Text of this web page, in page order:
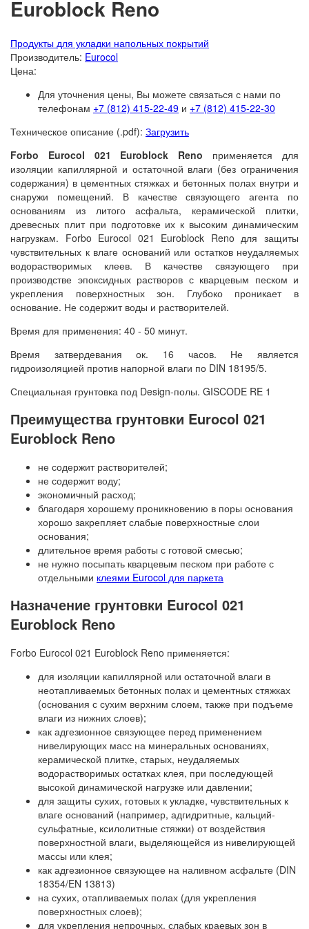
Forbo Marmoleum Cocoa
Forbo Marmoleum Ohmex
Forbo Marmoleum Acoustic
Forbo Marmoleum Bulletin Board
VERTIGO Flock Toronto
VERTIGO Flock Forest
VERTIGO Flock California
Euroblock Reno
Продукты для укладки напольных покрытий
Производитель: Eurocol
Цена:
Для уточнения цены, Вы можете связаться с нами по
телефонам +7 (812) 415-22-49 и +7 (812) 415-22-30
Техническое описание (.pdf): Загрузить
Forbo Eurocol 021 Euroblock Reno применяется для
изоляции капиллярной и остаточной влаги (без ограничения
содержания) в цементных стяжках и бетонных полах внутри и
снаружи помещений. В качестве связующего агента по
основаниям из литого асфальта, керамической плитки,
древесных плит при подготовке их к высоким динамическим
нагрузкам. Forbo Eurocol 021 Euroblock Reno для защиты
чувствительных к влаге оснований или остатков неудаляемых
водорастворимых клеев. В качестве связующего при
производстве эпоксидных растворов с кварцевым песком и
укрепления поверхностных зон. Глубоко проникает в
основание. Не содержит воды и растворителей.
Время для применения: 40 - 50 минут.
Время затвердевания ок. 16 часов. Не является
гидроизоляцией против напорной влаги по DIN 18195/5.
Специальная грунтовка под Design-полы. GISCODE RE 1
Преимущества грунтовки Eurocol 021
Euroblock Reno
не содержит растворителей;
не содержит воду;
экономичный расход;
благодаря хорошему проникновению в поры основания
хорошо закрепляет слабые поверхностные слои
основания;
длительное время работы с готовой смесью;
не нужно посыпать кварцевым песком при работе с
отдельными клеями Eurocol для паркета
Назначение грунтовки Eurocol 021
Euroblock Reno
Forbo Eurocol 021 Euroblock Reno применяется:
для изоляции капиллярной или остаточной влаги в
неотапливаемых бетонных полах и цементных стяжках
(основания с сухим верхним слоем, также при подъеме
влаги из нижних слоев);
как адгезионное связующее перед применением
нивелирующих масс на минеральных основаниях,
керамической плитке, старых, неудаляемых
водорастворимых остатках клея, при последующей
высокой динамической нагрузке или давлении;
для защиты сухих, готовых к укладке, чувствительных к
влаге оснований (например, адгидритные, кальций-
сульфатные, ксилолитные стяжки) от воздействия
поверхностной влаги, выделяющейся из нивелирующей
массы или клея;
как адгезионное связующее на наливном асфальте (DIN
18354/EN 13813)
на сухих, отапливаемых полах (для укрепления
поверхностных слоев);
для укрепления непрочных, слабых краевых зон в